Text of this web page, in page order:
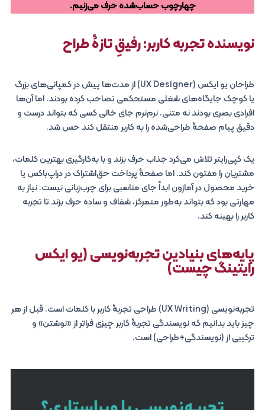
چهارچوب حساب‌شده حرف می‌زنیم.
نویسنده تجربه کاربر: رفیقِ تازۀ طراح
طراحان یو ایکس (UX Designer) از مدت‌ها پیش در کمپانی‌های بزرگ
یا کوچک جایگاه‌های شغلی مستحکمی تصاحب کرده بودند. اما آن‌ها
افرادی بصری بودند نه متنی. نرم‌نرم جای خالی کسی که بتواند درست و
دقیق پیام صفحۀ طراحی‌شده را به کاربر منتقل کند حس شد.
یک کپی‌رایتر تلاش می‌کرد جذاب حرف بزند و با به‌کارگیری بهترین کلمات،
مشتریان را مفتون کند. اما صفحۀ پرداخت حق‌اشتراک در دراپ‌باکس یا
خرید محصول در آمازون ابداً جای مناسبی برای چرب‌زبانی نیست. نیاز به
مهارتی بود که بتواند به‌طور متمرکز، شفاف و ساده حرف بزند تا تجربه
کاربر را بهینه کند.
پایه‌های بنیادین تجربه‌نویسی (یو ایکس
رایتینگ چیست)
تجربه‌نویسی (UX Writing) طراحی تجربۀ کاربر با کلمات است. قبل از هر
چیز باید بدانیم که نویسندگی تجربۀ کاربر چیزی فراتر از «نوشتن» و
ترکیبی از (نویسندگی+طراحی) است.